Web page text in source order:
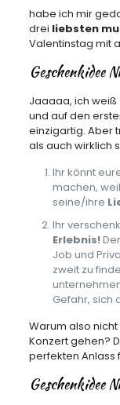
habe ich mir
drei liebsten
Valentinstag mit
Geschenkidee
Jaaaaa, ich weiß
und auf den
einzigartig. Aber
als auch wirklich
Ihr könnt
machen,
seine/ihre
Ihr
Erlebnis!
Job und
zweit zu
Gefahr, sich
Warum also
Konzert gehen?
perfekten Anlass
Geschenkidee